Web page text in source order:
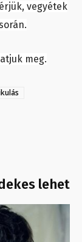
vegyétek
meg.
lehet